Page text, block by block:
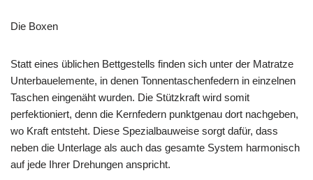
Die Boxen
Statt eines üblichen Bettgestells finden sich unter der Matratze
Unterbauelemente, in denen Tonnentaschenfedern in einzelnen
Taschen eingenäht wurden. Die Stützkraft wird somit
perfektioniert, denn die Kernfedern punktgenau dort nachgeben,
wo Kraft entsteht. Diese Spezialbauweise sorgt dafür, dass
neben die Unterlage als auch das gesamte System harmonisch
auf jede Ihrer Drehungen anspricht.